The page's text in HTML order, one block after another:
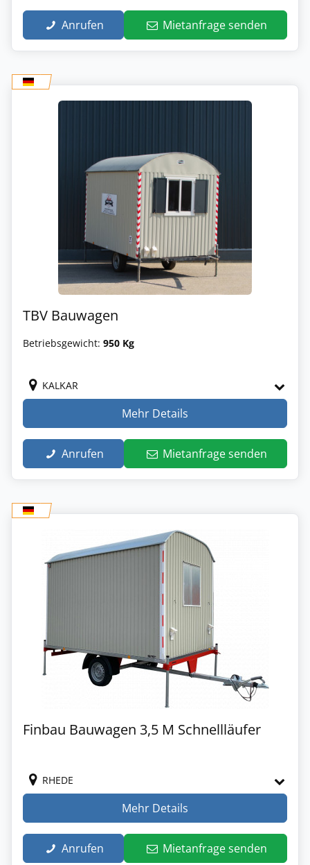
Anrufen Mietanfrage senden
TBV Bauwagen
Betriebsgewicht: 950 Kg
KALKAR
Mehr Details
Anrufen Mietanfrage senden
Finbau Bauwagen 3,5 M Schnellläufer
RHEDE
Mehr Details
Anrufen Mietanfrage senden